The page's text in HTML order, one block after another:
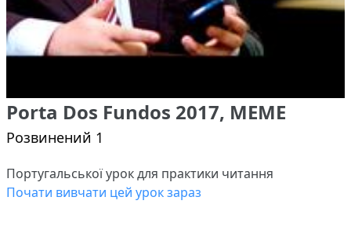
Porta Dos Fundos 2017, MEME
Розвинений 1
Португальської урок для практики читання
Почати вивчати цей урок зараз